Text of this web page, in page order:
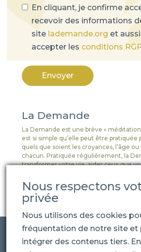
En cliquant, je confirme
recevoir des informations
site lademande.org et
accepter les conditions
Envoyer
La Demande
La Demande est une brève «
est si simple qu’elle peut être
quels que soient les croyances, l’âge
chacun. Pratiquée régulièrement, la
transformer votre vie, aider ceux que
Nous respectons
privée
Nous utilisons des cookies
fréquentation de notre site et
intégrer des contenus tiers.